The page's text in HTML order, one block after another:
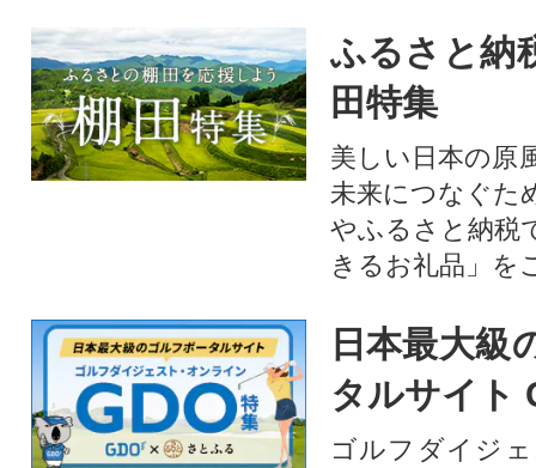
ふるさと納
田特集
美しい日本の原
未来につなぐた
やふるさと納税
きるお礼品」を
日本最大級
タルサイト
ゴルフダイジ